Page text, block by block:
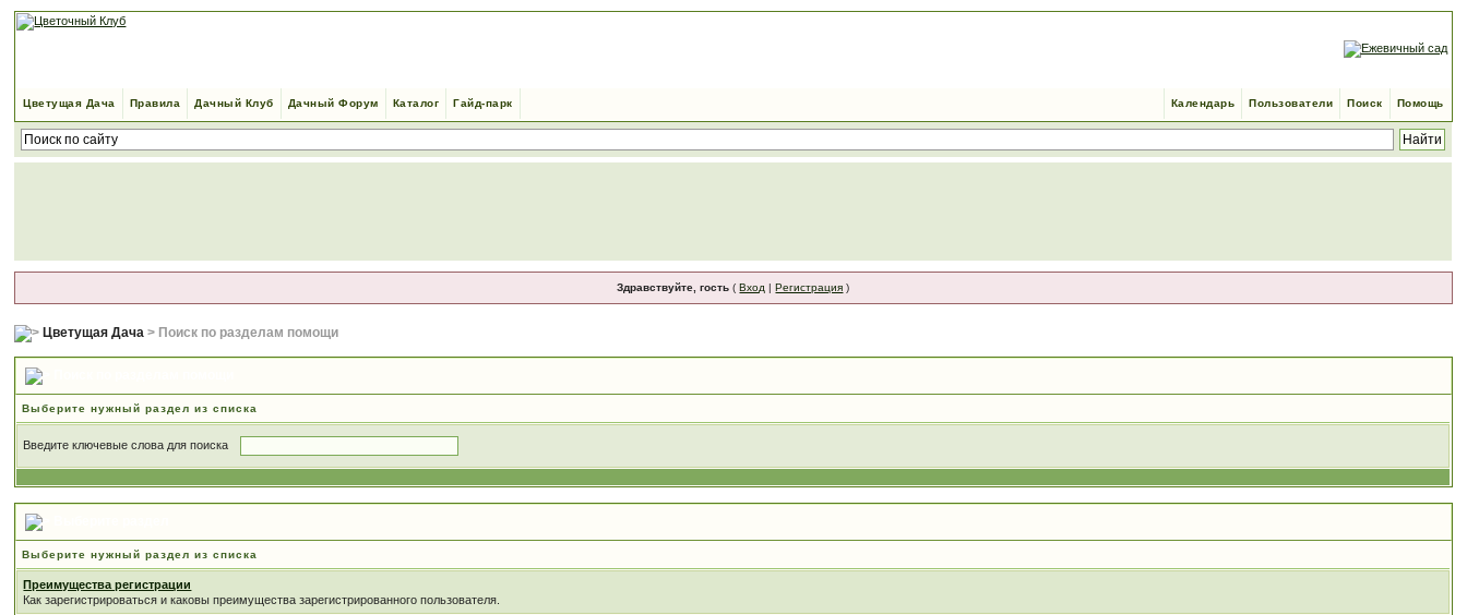
Цветущая Дача Правила Дачный Клуб Дачный Форум Каталог Гайд-парк Помощь
Поиск
Пользователи
Календарь
Здравствуйте, гость (Вход |Регистрация )
Цветущая Дача > Поиск по разделам помощи
Выберите нужный раздел из списка
Введите ключевые слова для поиска
Выберите нужный раздел из списка
Преимущества регистрации
Как зарегистрироваться и каковы преимущества зарегистрированного пользователя.